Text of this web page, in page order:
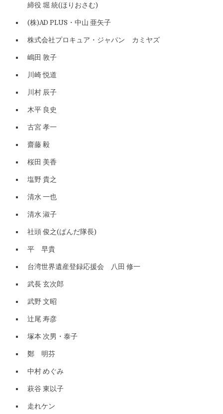
締役 堀 統(ほりおさむ)
(株)AD PLUS・中山 亜矢子
株式会社プロキュア・ジャパン カミヤズ
嶋田 敦子
川崎 悦道
川村 辰子
木平 良史
古宮 孝一
齋藤 毅
桜田 美香
塩野 貴之
清水 一也
清水 淑子
社頭 俊之(ぱんだ隊長)
平 早貴
台湾世界遺産登録応援会 八田 修一
武長 玄次郎
武野 文昭
辻尾 寿彦
塚本 次男・泰子
鄭 明芬
中村 めぐみ
萩谷 東以子
走れケン